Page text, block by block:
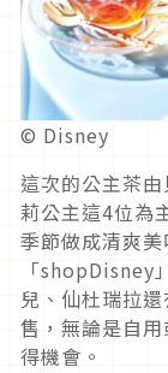
© Disney
這次的公主茶
莉公主這4位為
季節做成清爽
「shopDisney
兒、仙杜瑞拉
售，無論是自
得機會。